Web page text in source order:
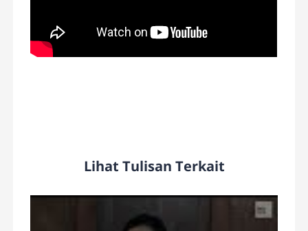
Lihat Tulisan Terkait